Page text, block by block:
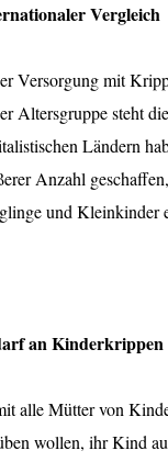
Vergleich
Versorgung mit
Altersgruppe steht
Ländern
Anzahl
und Kleinkinder
an Kinderkrippen
alle Mütter von
wollen, ihr Kind